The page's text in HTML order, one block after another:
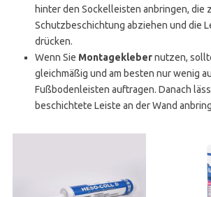
hinter den Sockelleisten anbringen, die
Schutzbeschichtung abziehen und die
drücken.
Wenn Sie Montageklebernutzen,
gleichmäßig und am besten nur wenig
Fußbodenleisten auftragen. Danach
beschichtete Leiste an der Wand